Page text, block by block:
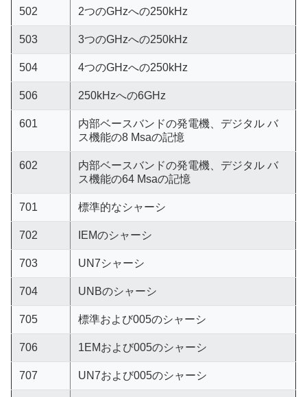
502 2つのGHzへの250kHz
503 3つのGHzへの250kHz
504 4つのGHzへの250kHz
506 250kHzへの6GHz
601
内部ベースバンドの発電機、デジタル バ
ス機能の8 Msaの記憶
602
内部ベースバンドの発電機、デジタル バ
ス機能の64 Msaの記憶
701 標準的なシャーシ
702 IEMのシャーシ
703 UN7シャーシ
704 UNBのシャーシ
705 標準および005のシャーシ
706 1EMおよび005のシャーシ
707 UN7および005のシャーシ